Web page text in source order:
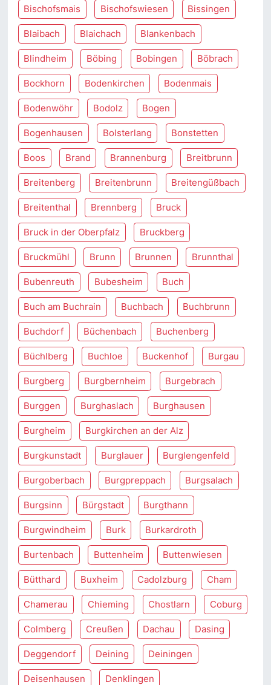
Bischofsmais Bischofswiesen Bissingen
Blaibach Blaichach Blankenbach
Blindheim Böbing Bobingen Böbrach
Bockhorn Bodenkirchen Bodenmais
Bodenwöhr Bodolz Bogen
Bogenhausen Bolsterlang Bonstetten
Boos Brand Brannenburg Breitbrunn
Breitenberg Breitenbrunn Breitengüßbach
Breitenthal Brennberg Bruck
Bruck in der Oberpfalz Bruckberg
Bruckmühl Brunn Brunnen Brunnthal
Bubenreuth Bubesheim Buch
Buch am Buchrain Buchbach Buchbrunn
Buchdorf Büchenbach Buchenberg
Büchlberg Buchloe Buckenhof Burgau
Burgberg Burgbernheim Burgebrach
Burggen Burghaslach Burghausen
Burgheim Burgkirchen an der Alz
Burgkunstadt Burglauer Burglengenfeld
Burgoberbach Burgpreppach Burgsalach
Burgsinn Bürgstadt Burgthann
Burgwindheim Burk Burkardroth
Burtenbach Buttenheim Buttenwiesen
Bütthard Buxheim Cadolzburg Cham
Chamerau Chieming Chostlarn Coburg
Colmberg Creußen Dachau Dasing
Deggendorf Deining Deiningen
Deisenhausen Denklingen